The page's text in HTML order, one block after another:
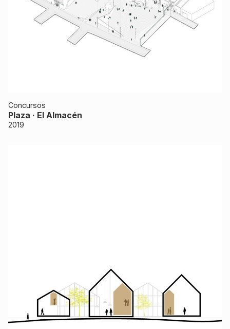
Concursos
Plaza · El Almacén
2019